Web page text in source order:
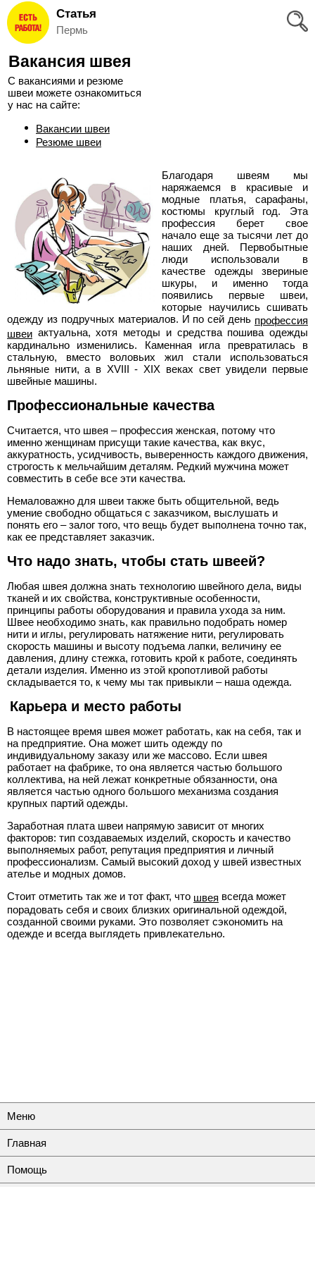
Вход
и
Регистрация
Избранное
Соискателям
Добавить
резюме
Работодателям
Добавить
Полная
версия
Статья
Пермь
Вакансия швея
С вакансиями и резюме
швеи можете ознакомиться
у нас на сайте:
Вакансии швеи
Резюме швеи
Благодаря швеям мы
наряжаемся в красивые и
модные платья, сарафаны,
костюмы круглый год. Эта
профессия берет свое
начало еще за тысячи лет до
наших дней. Первобытные
люди использовали в
качестве одежды звериные
шкуры, и именно тогда
появились первые швеи,
которые научились сшивать
одежду из подручных материалов. И по сей день профессия
швеи актуальна, хотя методы и средства пошива одежды
кардинально изменились. Каменная игла превратилась в
стальную, вместо воловьих жил стали использоваться
льняные нити, а в XVIII - XIX веках свет увидели первые
швейные машины.
Профессиональные качества
Считается, что швея – профессия женская, потому что
именно женщинам присущи такие качества, как вкус,
аккуратность, усидчивость, выверенность каждого движения,
строгость к мельчайшим деталям. Редкий мужчина может
совместить в себе все эти качества.
Немаловажно для швеи также быть общительной, ведь
умение свободно общаться с заказчиком, выслушать и
понять его – залог того, что вещь будет выполнена точно так,
как ее представляет заказчик.
Что надо знать, чтобы стать швеей?
Любая швея должна знать технологию швейного дела, виды
тканей и их свойства, конструктивные особенности,
принципы работы оборудования и правила ухода за ним.
Швее необходимо знать, как правильно подобрать номер
нити и иглы, регулировать натяжение нити, регулировать
скорость машины и высоту подъема лапки, величину ее
давления, длину стежка, готовить крой к работе, соединять
детали изделия. Именно из этой кропотливой работы
складывается то, к чему мы так привыкли – наша одежда.
Карьера и место работы
В настоящее время швея может работать, как на себя, так и
на предприятие. Она может шить одежду по
индивидуальному заказу или же массово. Если швея
работает на фабрике, то она является частью большого
коллектива, на ней лежат конкретные обязанности, она
является частью одного большого механизма создания
крупных партий одежды.
Заработная плата швеи напрямую зависит от многих
факторов: тип создаваемых изделий, скорость и качество
выполняемых работ, репутация предприятия и личный
профессионализм. Самый высокий доход у швей известных
ателье и модных домов.
Стоит отметить так же и тот факт, что швея всегда может
порадовать себя и своих близких оригинальной одеждой,
созданной своими руками. Это позволяет сэкономить на
одежде и всегда выглядеть привлекательно.
Меню
Главная
Помощь